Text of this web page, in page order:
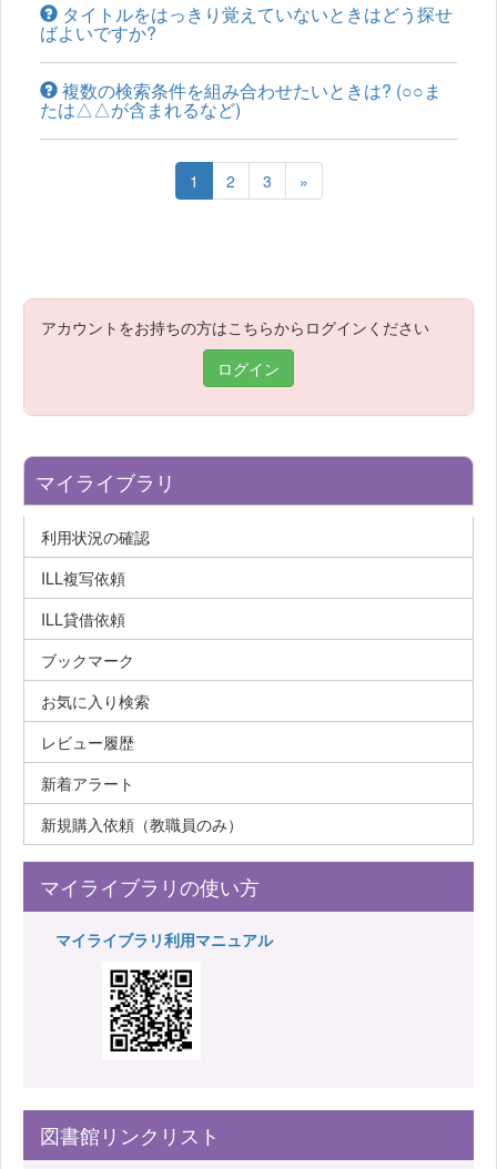
タイトルをはっきり覚えていないときはどう探せ
ばよいですか?
複数の検索条件を組み合わせたいときは? (○○ま
たは△△が含まれるなど)
1 2 3 »
アカウントをお持ちの方はこちらからログインください
ログイン
マイライブラリ
利用状況の確認
ILL複写依頼
ILL貸借依頼
ブックマーク
お気に入り検索
レビュー履歴
新着アラート
新規購入依頼（教職員のみ）
マイライブラリの使い方
マイライブラリ利用マニュアル
図書館リンクリスト